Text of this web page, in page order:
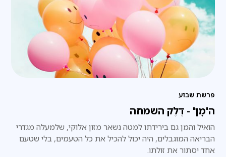
פרשת שבוע
ה'מָן' - דֶלֶק השמחה
הואיל והמן גם בירידתו למטה נשאר מזון אלוקי, שלמעלה מגדרי
הבריאה המוגבלים, היה יכול להכיל את כל הטעמים, בלי שטעם
אחד יסתור את זולתו.